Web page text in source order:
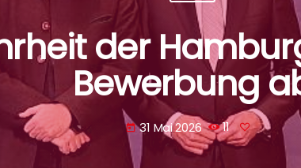
der
Bewerbung
today 31 Mai 2026 11